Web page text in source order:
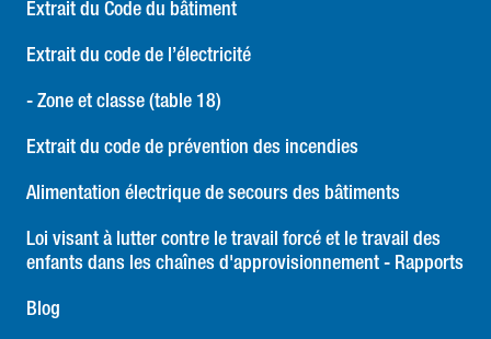
Extrait du Code du bâtiment
Extrait du code de l’électricité
- Zone et classe (table 18)
Extrait du code de prévention des incendies
Alimentation électrique de secours des bâtiments
Loi visant à lutter contre le travail forcé et le travail des
enfants dans les chaînes d'approvisionnement - Rapports
Blog